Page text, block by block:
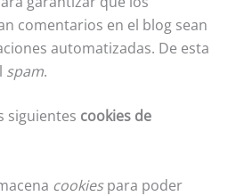
comentarios en el blog sean
automatizadas. De esta
spam.
siguientes cookies de
cookiespara poder